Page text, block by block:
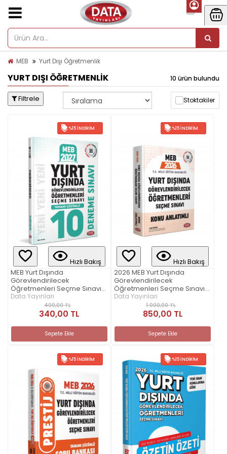
MEB Yurt Dışı Öğretmenlik
YURT DIŞI ÖĞRETMENLIK 10 ürün bulundu
Filtrele Stoktakiler
%15 İNDIRIM
Hızlı Bakış
MEB Yurt Dışında
Görevlendirilecek
Öğretmenleri Seçme Sınavı
Tamamı Çözümlü 10 Deneme
Data Yayınları
400,00 TL
340,00 TL
Sepete Ekle
%15 İNDIRIM
Hızlı Bakış
2026 MEB Yurt Dışında
Görevlendirilecek
Öğretmenleri Seçme Sınavı
Konu Anlatımlı
Data Yayınları
1.000,00 TL
850,00 TL
Sepete Ekle
%15 İNDIRIM %15 İNDIRIM